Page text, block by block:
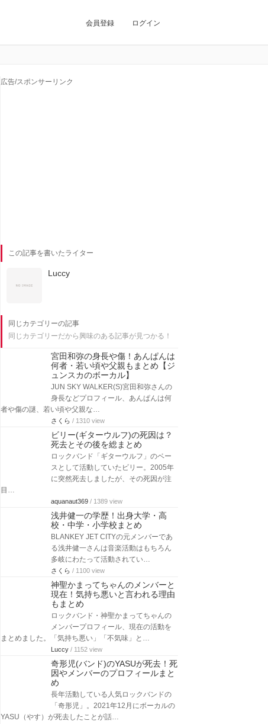
会員登録 ログイン
広告/スポンサーリンク
この記事を書いたライター
Luccy
同じカテゴリーの記事
同じカテゴリーだから興味のある記事が見つかる！
宮田和弥の身長や傷！あんぱんは
何者・若い頃や父親もまとめ【ジ
ュンスカのボーカル】
JUN SKY WALKER(S)宮田和弥さんの
身長などプロフィール、あんぱんは何
者や傷の謎、若い頃や父親な…
さくら / 1310 view
ビリー(ギターウルフ)の死因は？
死去とその後を総まとめ
ロックバンド「ギターウルフ」のベー
スとして活動していたビリー。2005年
に突然死去しましたが、その死因が注
目…
aquanaut369 / 1389 view
浅井健一の学歴！出身大学・高
校・中学・小学校まとめ
BLANKEY JET CITYの元メンバーであ
る浅井健一さんは音楽活動はもちろん
多岐にわたって活動されてい…
さくら / 1100 view
神聖かまってちゃんのメンバーと
現在！気持ち悪いと言われる理由
もまとめ
ロックバンド・神聖かまってちゃんの
メンバープロフィール、現在の活動を
まとめました。「気持ち悪い」「不気味」と…
Luccy / 1152 view
奇形児(バンド)のYASUが死去！死
因やメンバーのプロフィールまと
め
長年活動している人気ロックバンドの
「奇形児」。2021年12月にボーカルの
YASU（やす）が死去したことが話…